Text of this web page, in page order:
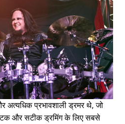
अत्यधिक प्रभावशाली ड्रमर थे, जो
और सटीक ड्रमिंग के लिए सबसे